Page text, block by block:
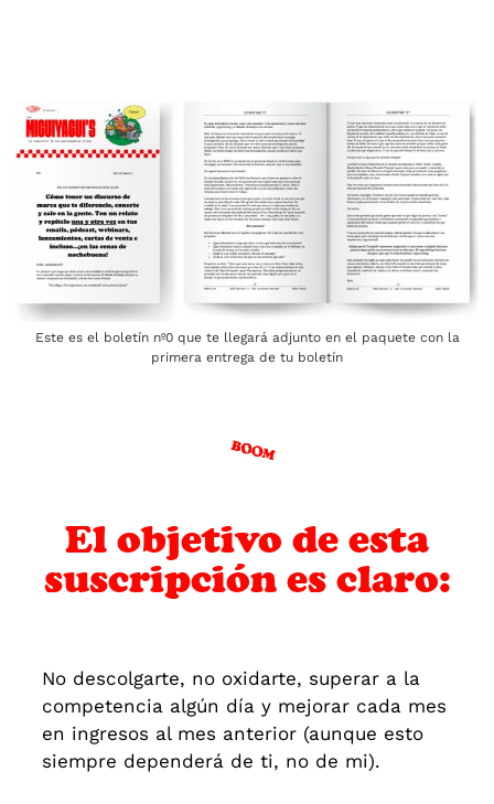
Este es el boletín nº0 que te llegará adjunto en el paquete con la
primera entrega de tu boletín
El objetivo de esta
suscripción es claro:
No descolgarte, no oxidarte, superar a la
competencia algún día y mejorar cada mes
en ingresos al mes anterior (aunque esto
siempre dependerá de ti, no de mi).